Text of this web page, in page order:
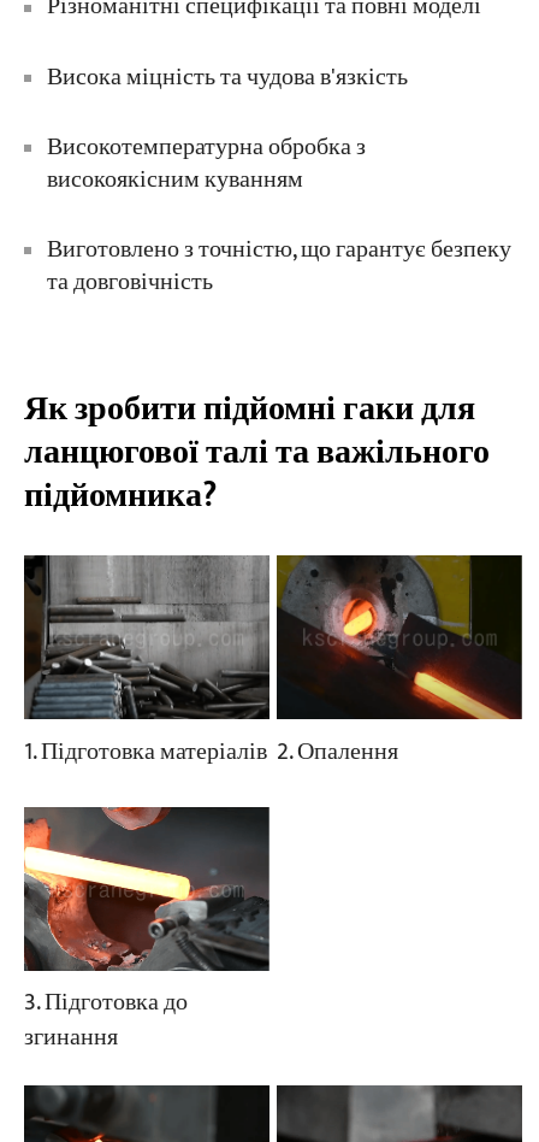
Висока міцність та чудова в'язкість
Високотемпературна обробка з
високоякісним куванням
Виготовлено з точністю, що гарантує безпеку
та довговічність
Як зробити підйомні гаки для
ланцюгової талі та важільного
підйомника?
1. Підготовка матеріалів 2. Опалення
3. Підготовка до
згинання